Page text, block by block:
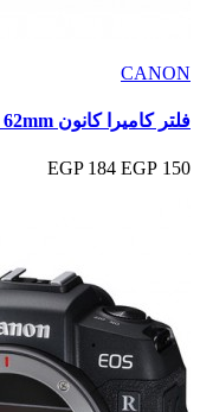
CANON
فلتر كاميرا كانون cpl 62mm
150 EGP
184 EGP